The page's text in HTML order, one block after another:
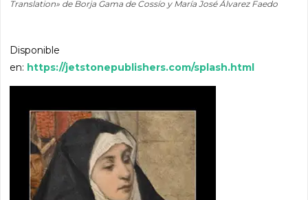
Translation» de Borja Gama de Cossío y María José Álvarez Faedo
Disponible
en: https://jetstonepublishers.com/splash.html